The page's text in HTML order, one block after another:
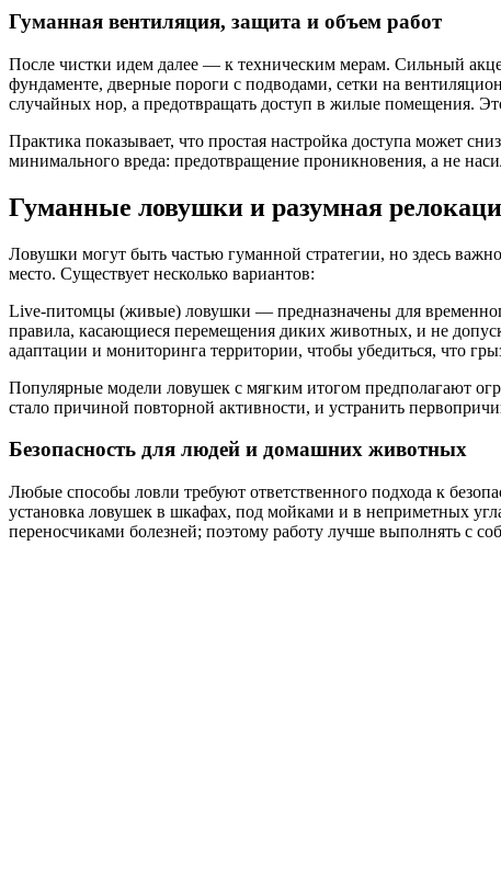
Гуманная вентиляция, защита и объем работ
После чистки идем далее — к техническим мерам. Сильный
фундаменте, дверные пороги с подводами, сетки на
случайных нор, а предотвращать доступ в жилые помещения.
Практика показывает, что простая настройка доступа может
минимального вреда: предотвращение проникновения, а не
Гуманные ловушки и разумная
Ловушки могут быть частью гуманной стратегии, но здесь
место. Существует несколько вариантов:
Live-питомцы (живые) ловушки — предназначены для
правила, касающиеся перемещения диких животных, и не
адаптации и мониторинга территории, чтобы убедиться, что
Популярные модели ловушек с мягким итогом предполагают
стало причиной повторной активности, и устранить
Безопасность для людей и домашних животных
Любые способы ловли требуют ответственного подхода к
установка ловушек в шкафах, под мойками и в неприметных
переносчиками болезней; поэтому работу лучше выполнять с